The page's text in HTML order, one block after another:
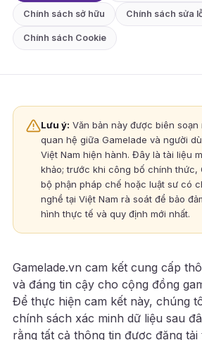
Chính sách sở hữu Chính sách sửa
Chính sách Cookie
Lưu ý: Văn bản này được biên soạn
quan hệ giữa Gamelade và người
Việt Nam hiện hành. Đây là tài liệu
khảo; trước khi công bố chính thức,
bộ phận pháp chế hoặc luật sư có
nghề tại Việt Nam rà soát để bảo
hình thực tế và quy định mới nhất.
Gamelade.vn cam kết cung cấp
và đáng tin cậy cho cộng đồng
Để thực hiện cam kết này, chúng
chính sách xác minh dữ liệu sau
rằng tất cả thông tin được đăng